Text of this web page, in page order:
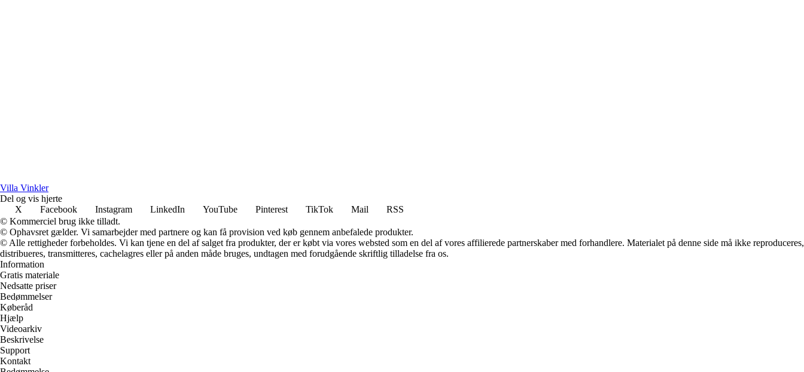
Villa Vinkler
Del og vis hjerte
X
Facebook Instagram LinkedIn YouTube Pinterest TikTok Mail
RSS
© Kommerciel brug ikke tilladt.
© Ophavsret gælder. Vi samarbejder med partnere og kan få provision ved køb gennem anbefalede produkter.
© Alle rettigheder forbeholdes. Vi kan tjene en del af salget fra produkter, der er købt via vores websted som en del af vores affilierede partnerskaber med forhandlere. Materialet på denne side må ikke reproduceres,
distribueres, transmitteres, cachelagres eller på anden måde bruges, undtagen med forudgående skriftlig tilladelse fra os.
Information
Gratis materiale
Nedsatte priser
Bedømmelser
Køberåd
Hjælp
Videoarkiv
Beskrivelse
Support
Kontakt